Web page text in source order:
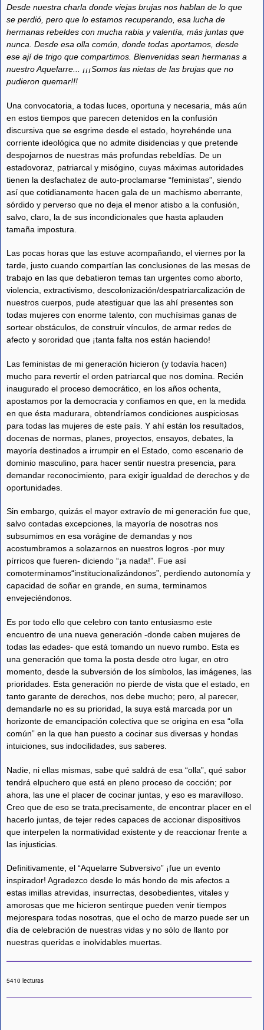
Desde nuestra charla donde viejas brujas nos hablan de lo que
se perdió, pero que lo estamos recuperando, esa lucha de
hermanas rebeldes con mucha rabia y valentía, más juntas que
nunca. Desde esa olla común, donde todas aportamos, desde
ese ají de trigo que compartimos. Bienvenidas sean hermanas a
nuestro Aquelarre... ¡¡¡Somos las nietas de las brujas que no
pudieron quemar!!!
Una convocatoria, a todas luces, oportuna y necesaria, más aún
en estos tiempos que parecen detenidos en la confusión
discursiva que se esgrime desde el estado, hoyrehénde una
corriente ideológica que no admite disidencias y que pretende
despojarnos de nuestras más profundas rebeldías. De un
estadovoraz, patriarcal y misógino, cuyas máximas autoridades
tienen la desfachatez de auto-proclamarse “feministas”, siendo
así que cotidianamente hacen gala de un machismo aberrante,
sórdido y perverso que no deja el menor atisbo a la confusión,
salvo, claro, la de sus incondicionales que hasta aplauden
tamaña impostura.
Las pocas horas que las estuve acompañando, el viernes por la
tarde, justo cuando compartían las conclusiones de las mesas de
trabajo en las que debatieron temas tan urgentes como aborto,
violencia, extractivismo, descolonización/despatriarcalización de
nuestros cuerpos, pude atestiguar que las ahí presentes son
todas mujeres con enorme talento, con muchísimas ganas de
sortear obstáculos, de construir vínculos, de armar redes de
afecto y sororidad que ¡tanta falta nos están haciendo!
Las feministas de mi generación hicieron (y todavía hacen)
mucho para revertir el orden patriarcal que nos domina. Recién
inaugurado el proceso democrático, en los años ochenta,
apostamos por la democracia y confiamos en que, en la medida
en que ésta madurara, obtendríamos condiciones auspiciosas
para todas las mujeres de este país. Y ahí están los resultados,
docenas de normas, planes, proyectos, ensayos, debates, la
mayoría destinados a irrumpir en el Estado, como escenario de
dominio masculino, para hacer sentir nuestra presencia, para
demandar reconocimiento, para exigir igualdad de derechos y de
oportunidades.
Sin embargo, quizás el mayor extravío de mi generación fue que,
salvo contadas excepciones, la mayoría de nosotras nos
subsumimos en esa vorágine de demandas y nos
acostumbramos a solazarnos en nuestros logros -por muy
pírricos que fueren- diciendo “¡a nada!”. Fue así
comoterminamos“institucionalizándonos”, perdiendo autonomía y
capacidad de soñar en grande, en suma, terminamos
envejeciéndonos.
Es por todo ello que celebro con tanto entusiasmo este
encuentro de una nueva generación -donde caben mujeres de
todas las edades- que está tomando un nuevo rumbo. Esta es
una generación que toma la posta desde otro lugar, en otro
momento, desde la subversión de los símbolos, las imágenes, las
prioridades. Esta generación no pierde de vista que el estado, en
tanto garante de derechos, nos debe mucho; pero, al parecer,
demandarle no es su prioridad, la suya está marcada por un
horizonte de emancipación colectiva que se origina en esa “olla
común” en la que han puesto a cocinar sus diversas y hondas
intuiciones, sus indocilidades, sus saberes.
Nadie, ni ellas mismas, sabe qué saldrá de esa “olla”, qué sabor
tendrá elpuchero que está en pleno proceso de cocción; por
ahora, las une el placer de cocinar juntas, y eso es maravilloso.
Creo que de eso se trata,precisamente, de encontrar placer en el
hacerlo juntas, de tejer redes capaces de accionar dispositivos
que interpelen la normatividad existente y de reaccionar frente a
las injusticias.
Definitivamente, el “Aquelarre Subversivo” ¡fue un evento
inspirador! Agradezco desde lo más hondo de mis afectos a
estas imillas atrevidas, insurrectas, desobedientes, vitales y
amorosas que me hicieron sentirque pueden venir tiempos
mejorespara todas nosotras, que el ocho de marzo puede ser un
día de celebración de nuestras vidas y no sólo de llanto por
nuestras queridas e inolvidables muertas.
5410 lecturas